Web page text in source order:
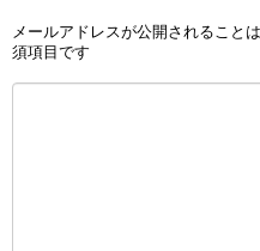
メールアドレスが公開されること
須項目です